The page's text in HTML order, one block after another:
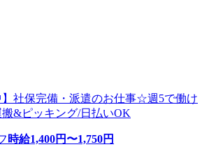
】社保完備・派遣のお仕事☆週5で働け
&ピッキング/日払いOK
時給1,400円〜1,750円